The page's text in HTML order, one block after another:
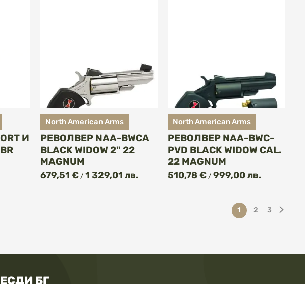
И
North American Arms
РЕВОЛВЕР NAA-BWCA
BLACK WIDOW 2" 22
MAGNUM
679,51 € /1 329,01 лв.
North American Arms
РЕВОЛВЕР NAA-BWC-
PVD BLACK WIDOW CAL.
22 MAGNUM
510,78 € /999,00 лв.
Страница
В момента четете
1 Страница
2 Страница
3
БГ